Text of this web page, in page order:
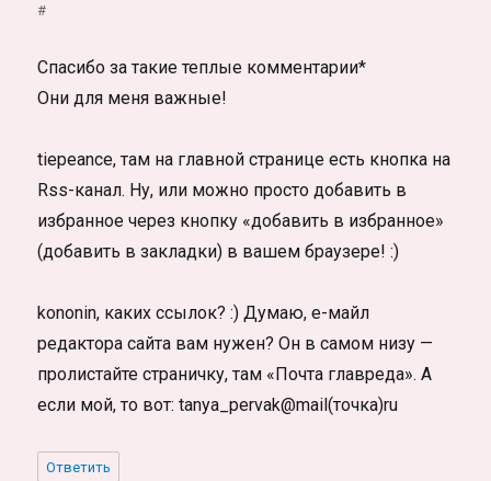
#
Спасибо за такие теплые комментарии*
Они для меня важные!
tiepeance, там на главной странице есть кнопка на
Rss-канал. Ну, или можно просто добавить в
избранное через кнопку «добавить в избранное»
(добавить в закладки) в вашем браузере! :)
kononin, каких ссылок? :) Думаю, е-майл
редактора сайта вам нужен? Он в самом низу —
пролистайте страничку, там «Почта главреда». А
если мой, то вот: tanya_pervak@mail(точка)ru
Ответить